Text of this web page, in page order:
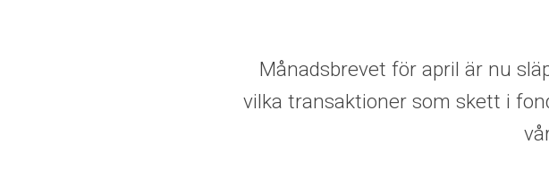
Månadsbrevet för april är nu
vilka transaktioner som skett i